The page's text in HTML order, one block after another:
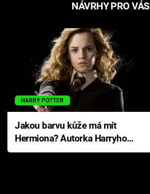
NÁVRHY PRO VÁS
HARRY POTTER
Jakou barvu kůže má mít
Hermiona? Autorka Harryho
Pottera přišla s ráznou